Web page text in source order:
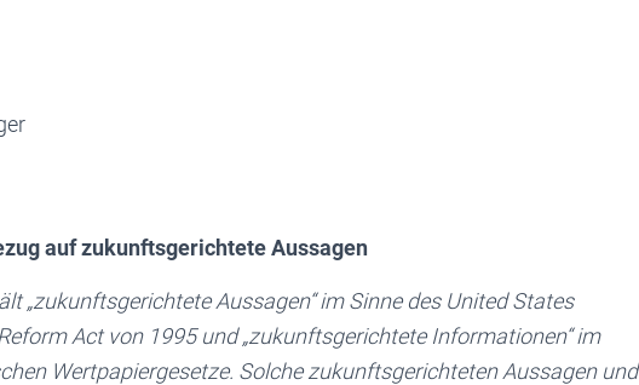
auf zukunftsgerichtete Aussagen
„zukunftsgerichtete Aussagen“ im Sinne des United States
Act von 1995 und „zukunftsgerichtete Informationen“ im
Wertpapiergesetze. Solche zukunftsgerichteten Aussagen und